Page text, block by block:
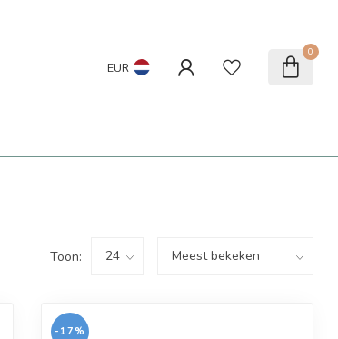
EUR
0
Toon:
-17%